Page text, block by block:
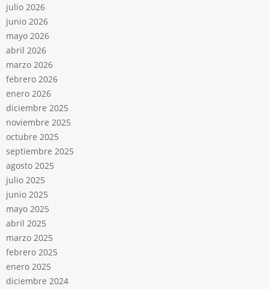
julio 2026
junio 2026
mayo 2026
abril 2026
marzo 2026
febrero 2026
enero 2026
diciembre 2025
noviembre 2025
octubre 2025
septiembre 2025
agosto 2025
julio 2025
junio 2025
mayo 2025
abril 2025
marzo 2025
febrero 2025
enero 2025
diciembre 2024